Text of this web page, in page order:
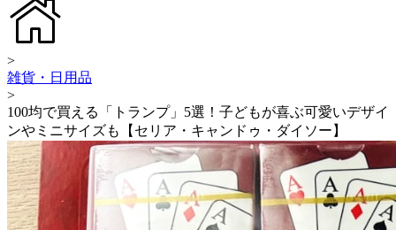
>
雑貨・日用品
>
100均で買える「トランプ」5選！子どもが喜ぶ可愛いデザイ
ンやミニサイズも【セリア・キャンドゥ・ダイソー】